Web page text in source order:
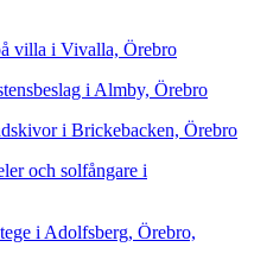
villa i Vivalla, Örebro
i Almby, Örebro
i Brickebacken, Örebro
och solfångare i
i Adolfsberg, Örebro,